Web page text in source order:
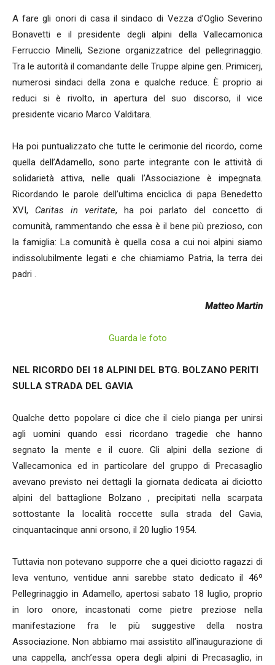
A fare gli onori di casa il sindaco di Vezza d’Oglio Severino
Bonavetti e il presidente degli alpini della Vallecamonica
Ferruccio Minelli, Sezione organizzatrice del pellegrinaggio.
Tra le autorità il comandante delle Truppe alpine gen. Primicerj,
numerosi sindaci della zona e qualche reduce. È proprio ai
reduci si è rivolto, in apertura del suo discorso, il vice
presidente vicario Marco Valditara.
Ha poi puntualizzato che tutte le cerimonie del ricordo, come
quella dell’Adamello, sono parte integrante con le attività di
solidarietà attiva, nelle quali l’Associazione è impegnata.
Ricordando le parole dell’ultima enciclica di papa Benedetto
XVI, Caritas in veritate, ha poi parlato del concetto di
comunità, rammentando che essa è il bene più prezioso, con
la famiglia: La comunità è quella cosa a cui noi alpini siamo
indissolubilmente legati e che chiamiamo Patria, la terra dei
padri .
Matteo Martin
Guarda le foto
NEL RICORDO DEI 18 ALPINI DEL BTG. BOLZANO PERITI
SULLA STRADA DEL GAVIA
Qualche detto popolare ci dice che il cielo pianga per unirsi
agli uomini quando essi ricordano tragedie che hanno
segnato la mente e il cuore. Gli alpini della sezione di
Vallecamonica ed in particolare del gruppo di Precasaglio
avevano previsto nei dettagli la giornata dedicata ai diciotto
alpini del battaglione Bolzano , precipitati nella scarpata
sottostante la località roccette sulla strada del Gavia,
cinquantacinque anni orsono, il 20 luglio 1954.
Tuttavia non potevano supporre che a quei diciotto ragazzi di
leva ventuno, ventidue anni sarebbe stato dedicato il 46º
Pellegrinaggio in Adamello, apertosi sabato 18 luglio, proprio
in loro onore, incastonati come pietre preziose nella
manifestazione fra le più suggestive della nostra
Associazione. Non abbiamo mai assistito all’inaugurazione di
una cappella, anch’essa opera degli alpini di Precasaglio, in